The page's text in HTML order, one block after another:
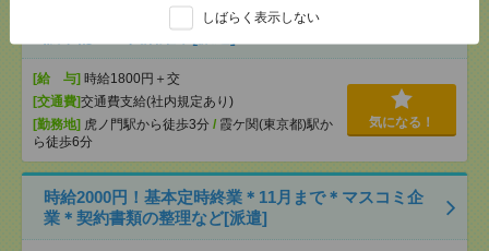
しばらく表示しない
期間限定×週3日扶養内OK！社団法人で簡単事務&会
[給 与] 時給1800円＋交
[交通費]交通費支給(社内規定あり)
[勤務地] 虎ノ門駅から徒歩3分 / 霞ケ関(東京都)駅か
ら徒歩6分
気になる！
時給2000円！基本定時終業＊11月まで＊マスコミ企
業＊契約書類の整理など[派遣]